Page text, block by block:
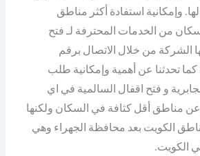
وإمكانية استفادة أكثر مناطق
من الخدمات المحترفة لـ فتح
الشركة من خلال الاتصال برقم
66755325. كما تحدثنا عن أهمية وإمكانية طلب
و فتح اقفال السالمية في اي
مناطق أقل كثافة في السكان ولكنها
الكويت بعد محافظة الجهراء وهي
الكويت.